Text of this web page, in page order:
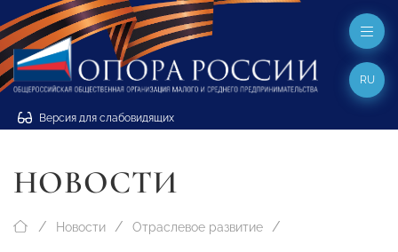
Версия для слабовидящих
RU
НОВОСТИ
Новости Отраслевое развитие